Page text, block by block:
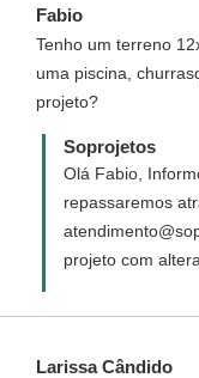
Fabio
Tenho um terreno
uma piscina,
projeto?
Soprojetos
Olá Fabio,
repassaremos
projeto com
Larissa Cândido